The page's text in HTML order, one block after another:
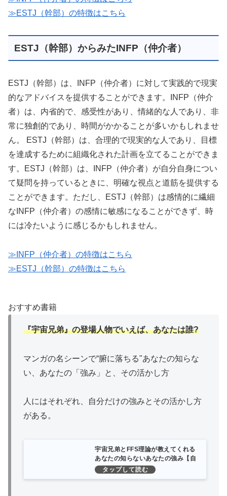
≫ESTJ（幹部）の特徴はこちら
ESTJ（幹部）からみたINFP（仲介者）
ESTJ（幹部）は、INFP（仲介者）に対して実践的で現実
的なアドバイスを提供することができます。INFP（仲介
者）は、内省的で、感受性があり、情緒的な人であり、非
常に独創的であり、時間がかかることが多いかもしれませ
ん。 ESTJ（幹部）は、合理的で現実的な人であり、目標
を達成するために組織化された計画を立てることができま
す。ESTJ（幹部）は、INFP（仲介者）が自分自身につい
て疑問を持っているときに、明確な視点と道筋を提供する
ことができます。ただし、ESTJ（幹部）は感情的に繊細
なINFP（仲介者）の感情に敏感になることができず、時
には冷たいように感じるかもしれません。
≫INFP（仲介者）の特徴はこちら
≫ESTJ（幹部）の特徴はこちら
おすすめ書籍
『宇宙兄弟』の登場人物でいえば、あなたは誰?
マンガの名シーンで“腑に落ちる"あなたの知らな
い、あなたの「強み」と、その活かし方
人にはそれぞれ、自分だけの強みとその活かし方
がある。
宇宙兄弟とFFS理論が教えてくれる
あなたの知らないあなたの強み【自
己診断ID付き】 | 古野俊幸 |本 | 通販